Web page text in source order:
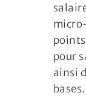
pour
ainsi
bases.